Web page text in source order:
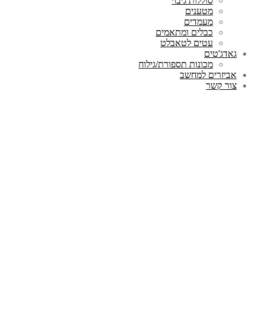
מטענים
מעמדים
כבלים ומתאמים
עטים לטאבלט
גאדג'טים
מכונות תספורת/גילוח
אביזרים למחשב
צור קשר